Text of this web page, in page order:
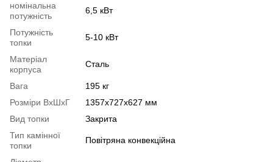
номінальна
потужність
6,5 кВт
Потужність
топки
5-10 кВт
Матеріал
корпуса
Сталь
Вага
195 кг
Розміри ВхШхГ
1357х727х627 мм
Вид топки
Закрита
Тип камінної
топки
Повітряна конвекційна